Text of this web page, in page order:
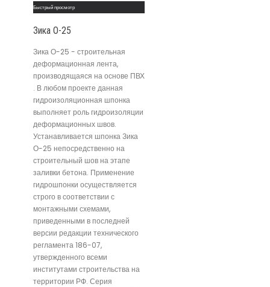
Быстрый просмотр
Зика О-25
Зика О-25 - строительная
деформационная лента,
производящаяся на основе ПВХ
. В любом проекте данная
гидроизоляционная шпонка
выполняет роль гидроизоляции
деформационных швов.
Устанавливается шпонка Зика
О-25 непосредственно на
строительный шов на этапе
заливки бетона. Применение
гидрошпонки осуществляется
строго в соответствии с
монтажными схемами,
приведенными в последней
версии редакции технического
регламента 186-07,
утвержденного всеми
институтами строительства на
территории РФ. Серия